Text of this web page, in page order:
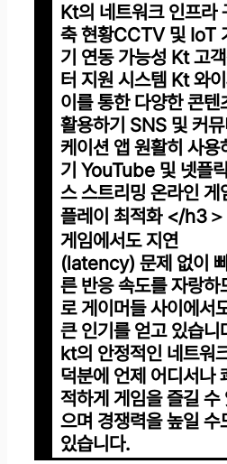
Kt의 네트워크 인프라
축 현황CCTV 및 IoT
기 연동 가능성 Kt 고
터 지원 시스템 Kt 와
이를 통한 다양한 콘텐
활용하기 SNS 및 커뮤
케이션 앱 원활히 사용
기 YouTube 및 넷플릭
스 스트리밍 온라인 게
플레이 최적화 </h3＞
게임에서도 지연
(latency) 문제 없이
른 반응 속도를 자랑하
로 게이머들 사이에서
큰 인기를 얻고 있습니
kt의 안정적인 네트워
덕분에 언제 어디서나
적하게 게임을 즐길 수
으며 경쟁력을 높일 수
있습니다.